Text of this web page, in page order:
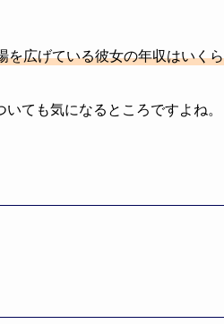
を広げている彼女の年収はいく
ても気になるところですよね。